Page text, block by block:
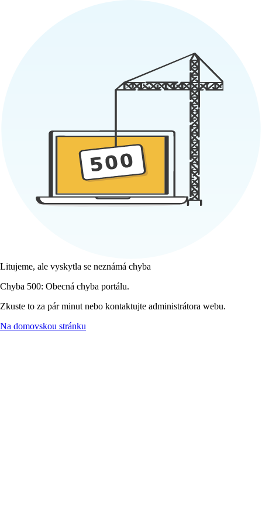
Litujeme, ale vyskytla se neznámá chyba
Chyba 500: Obecná chyba portálu.
Zkuste to za pár minut nebo kontaktujte administrátora webu.
Na domovskou stránku